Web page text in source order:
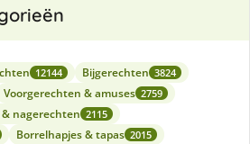
12144 Bijgerechten 3824
Voorgerechten & amuses 2759
nagerechten 2115
Borrelhapjes & tapas 2015